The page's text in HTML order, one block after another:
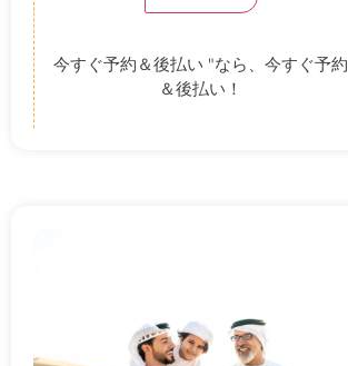
今すぐ予約＆後払い "なら、今すぐ予約
＆後払い！